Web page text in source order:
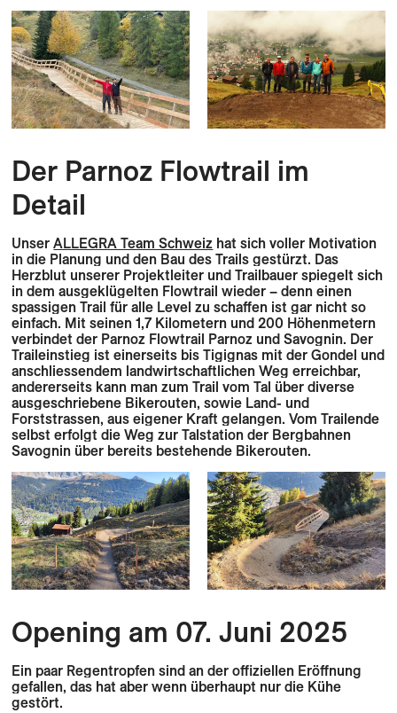
Der Parnoz Flowtrail im
Detail
UnserALLEGRA Team Schweiz hat sich voller Motivation
in die Planung und den Bau des Trails gestürzt. Das
Herzblut unserer Projektleiter und Trailbauer spiegelt sich
in dem ausgeklügelten Flowtrail wieder – denn einen
spassigen Trail für alle Level zu schaffen ist gar nicht so
einfach. Mit seinen 1,7 Kilometern und 200 Höhenmetern
verbindet der Parnoz Flowtrail Parnoz und Savognin. Der
Traileinstieg ist einerseits bis Tigignas mit der Gondel und
anschliessendem landwirtschaftlichen Weg erreichbar,
andererseits kann man zum Trail vom Tal über diverse
ausgeschriebene Bikerouten, sowie Land- und
Forststrassen, aus eigener Kraft gelangen. Vom Trailende
selbst erfolgt die Weg zur Talstation der Bergbahnen
Savognin über bereits bestehende Bikerouten.
Opening am 07. Juni 2025
Ein paar Regentropfen sind an der offiziellen Eröffnung
gefallen, das hat aber wenn überhaupt nur die Kühe
gestört.